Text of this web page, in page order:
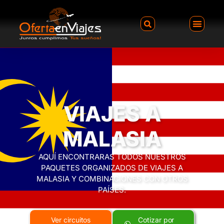
VIAJES A
MALASIA
AQUÍ ENCONTRARAS TODOS NUESTROS
PAQUETES ORGANIZADOS DE VIAJES A
MALASIA Y COMBINACIONES CON OTROS
PAÍSES.
Ver circuitos
Cotizar por